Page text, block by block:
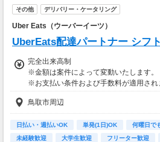
その他 デリバリー・ケータリング
Uber Eats（ウーバーイーツ）
UberEats配達パートナー シフ
完全出来高制
※金額は案件によって変動いたします。
※お支払い条件および手数料が適用され
鳥取市周辺
日払い・週払いOK 単発(1日)OK 何曜日で
未経験歓迎
大学生歓迎 フリーター歓迎